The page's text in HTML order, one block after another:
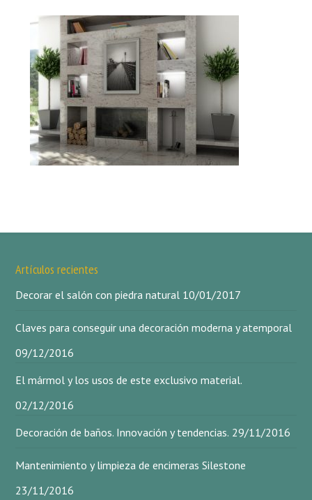
Artículos recientes
Decorar el salón con piedra natural 10/01/2017
Claves para conseguir una decoración moderna y atemporal
09/12/2016
El mármol y los usos de este exclusivo material.
02/12/2016
Decoración de baños. Innovación y tendencias. 29/11/2016
Mantenimiento y limpieza de encimeras Silestone
23/11/2016